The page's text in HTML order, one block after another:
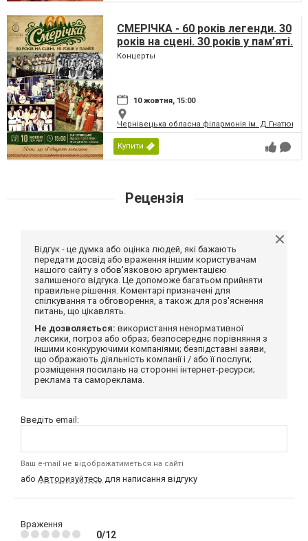
СМЕРІЧКА - 60 років легенди. 30
років на сцені. 30 років у пам’яті.
Концерты
10 жовтня, 15:00
Чернівецька обласна філармонія ім. Д.Гнатюка
Купити
Рецензія
Відгук - це думка або оцінка людей, які бажають
передати досвід або враження іншим користувачам
нашого сайту з обов'язковою аргументацією
залишеного відгука. Це допоможе багатьом прийняти
правильне рішення. Коментарі призначені для
спілкування та обговорення, а також для роз'яснення
питань, що цікавлять.
Не дозволяється: використання ненормативної
лексики, погроз або образ; безпосереднє порівняння з
іншими конкуруючими компаніями; безпідставні заяви,
що ображають діяльність компанії і / або її послуги;
розміщення посилань на сторонні інтернет-ресурси;
реклама та самореклама.
Введіть email:
Ваш e-mail не відображатиметься на сайті
або Авторизуйтесь для написання відгуку
Враження
0/12